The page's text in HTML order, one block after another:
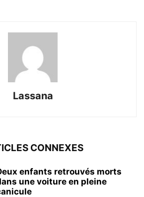
Lassana
CONNEXES
enfants retrouvés morts
une voiture en pleine